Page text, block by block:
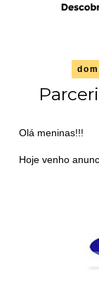
Olá meninas!!!
Hoje venho